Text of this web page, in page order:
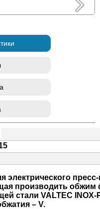
электрического
производить обжим
стали VALTEC INOX-
– V.